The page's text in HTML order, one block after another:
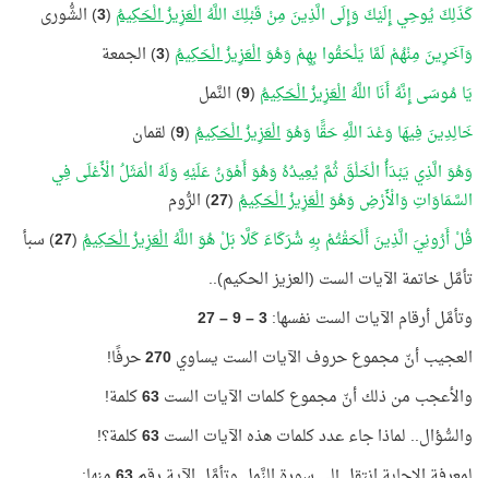
كَذَلِكَ يُوحِي إِلَيْكَ وَإِلَى الَّذِينَ مِنْ قَبْلِكَ اللَّهُالْعَزِيزُ الْحَكِيمُ (
3) الشُّورى
وَآخَرِينَ مِنْهُمْ لَمَّا يَلْحَقُوا بِهِمْ وَهُوَالْعَزِيزُ الْحَكِيمُ (
3) الجمعة
يَا مُوسَى إِنَّهُ أَنَا اللَّهُالْعَزِيزُ الْحَكِيمُ (
9) النَّمل
خَالِدِينَ فِيهَا وَعْدَ اللَّهِ حَقًّا وَهُوَالْعَزِيزُ الْحَكِيمُ (
9) لقمان
وَهُوَ الَّذِي يَبْدَأُ الْخَلْقَ ثُمَّ يُعِيدُهُ وَهُوَ أَهْوَنُ عَلَيْهِ وَلَهُ الْمَثَلُ الْأَعْلَى فِي
السَّمَاوَاتِ وَالْأَرْضِ وَهُوَالْعَزِيزُ الْحَكِيمُ (
27) الرُّوم
قُلْ أَرُونِيَ الَّذِينَ أَلْحَقْتُمْ بِهِ شُرَكَاءَ كَلَّا بَلْ هُوَ اللَّهُالْعَزِيزُ الْحَكِيمُ (
27) سبأ
تأمَّل خاتمة الآيات الست (العزيز الحكيم)..
وتأمَّل أرقام الآيات الست نفسها:3 – 9 – 27
العجيب أنّ مجموع حروف الآيات الست يساوي270حرفًا!
والأعجب من ذلك أنّ مجموع كلمات الآيات الست63كلمة!
والسُّؤال.. لماذا جاء عدد كلمات هذه الآيات الست63كلمة؟!